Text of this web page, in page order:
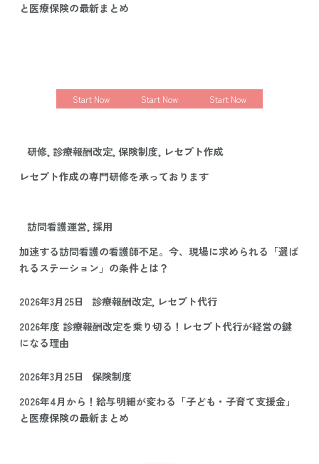
と医療保険の最新まとめ
Start Now Start Now Start Now
研修, 診療報酬改定, 保険制度, レセプト作成
レセプト作成の専門研修を承っております
訪問看護運営, 採用
加速する訪問看護の看護師不足。今、現場に求められる「選ば
れるステーション」の条件とは？
2026年3月25日
診療報酬改定, レセプト代行
2026年度 診療報酬改定を乗り切る！レセプト代行が経営の鍵
になる理由
2026年3月25日
保険制度
2026年4月から！給与明細が変わる「子ども・子育て支援金」
と医療保険の最新まとめ